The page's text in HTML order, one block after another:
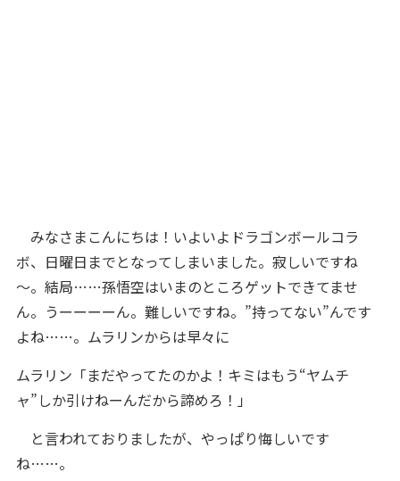
みなさまこんにちは！いよいよドラゴンボールコラ
ボ、日曜日までとなってしまいました。寂しいですね
～。結局……孫悟空はいまのところゲットできてませ
ん。うーーーーん。難しいですね。”持ってない”んです
よね……。ムラリンからは早々に
ムラリン「まだやってたのかよ！キミはもう“ヤムチ
ャ”しか引けねーんだから諦めろ！」
と言われておりましたが、やっぱり悔しいです
ね……。